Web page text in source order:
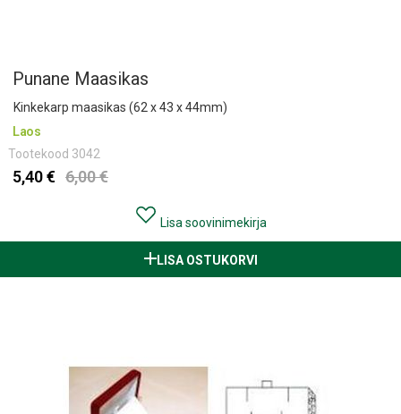
Punane Maasikas
Kinkekarp maasikas (62 x 43 x 44mm)
Laos
Tootekood 3042
5,40 € 6,00 €
Lisa soovinimekirja
LISA OSTUKORVI